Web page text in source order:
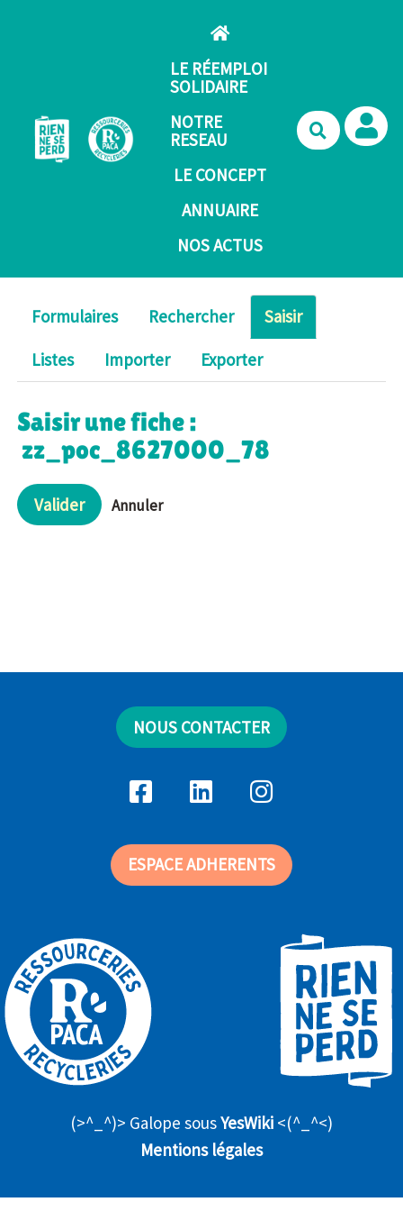
LE RÉEMPLOI
SOLIDAIRE
NOTRE
RESEAU
LE CONCEPT
ANNUAIRE
NOS ACTUS
Formulaires Rechercher
Saisir
Listes
Importer Exporter
Saisir une fiche :
zz_poc_8627000_78
Valider Annuler
NOUS CONTACTER
ESPACE ADHERENTS
(>^_^)> Galope sousYesWiki <(^_^<)
Mentions légales